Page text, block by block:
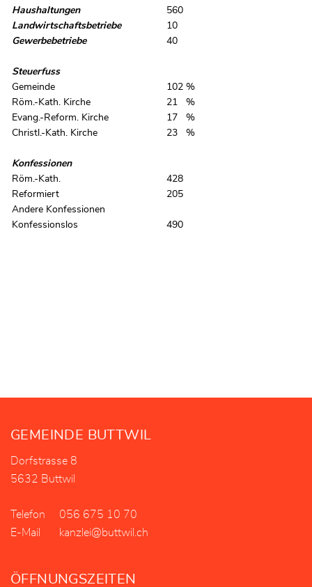
Haushaltungen
560
Landwirtschaftsbetriebe
10
Gewerbebetriebe
40
Steuerfuss
Gemeinde
102 %
Röm.-Kath. Kirche
21 %
Evang.-Reform. Kirche
17 %
Christl.-Kath. Kirche
23 %
Konfessionen
Röm.-Kath.
428
Reformiert
205
Andere Konfessionen
Konfessionslos
490
Fusszeile
GEMEINDE BUTTWIL
Dorfstrasse 8
5632 Buttwil
Telefon
056 675 10 70
E-Mail
kanzlei@buttwil.ch
ÖFFNUNGSZEITEN